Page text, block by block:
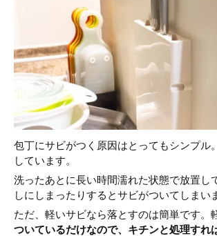
包丁にサビがつく原因はとってもシンプル。
しています。
洗ったあとに長い時間濡れた状態で放置し
しにしまったりするとサビがついてしまい
ただ、軽いサビなら落とすのは簡単です。
ついているだけなので、キチンと処理すれ